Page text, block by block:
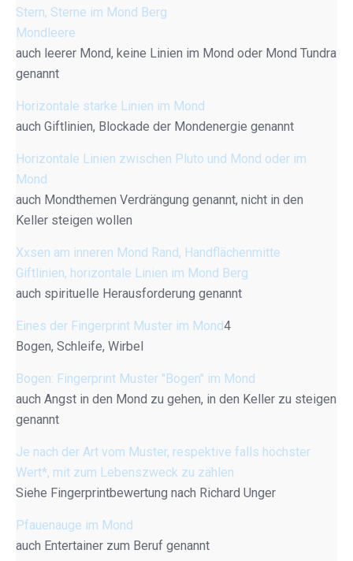
Stern, Sterne im Mond Berg
Mondleere
auch leerer Mond, keine Linien im Mond oder Mond Tundra
genannt
Horizontale starke Linien im Mond
auch Giftlinien, Blockade der Mondenergie genannt
Horizontale Linien zwischen Pluto und Mond oder im
Mond
auch Mondthemen Verdrängung genannt, nicht in den
Keller steigen wollen
Xxsen am inneren Mond Rand, Handflächenmitte
Giftlinien, horizontale Linien im Mond Berg
auch spirituelle Herausforderung genannt
Eines der Fingerprint Muster im Mond4
Bogen, Schleife, Wirbel
Bogen: Fingerprint Muster "Bogen" im Mond
auch Angst in den Mond zu gehen, in den Keller zu steigen
genannt
Je nach der Art vom Muster, respektive falls höchster
Wert*, mit zum Lebenszweck zu zählen
Siehe Fingerprintbewertung nach Richard Unger
Pfauenauge im Mond
auch Entertainer zum Beruf genannt